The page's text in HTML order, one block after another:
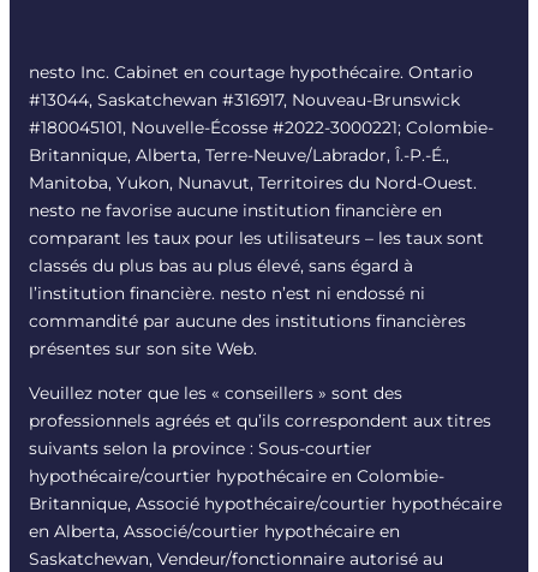
nesto Inc. Cabinet en courtage hypothécaire. Ontario
#13044, Saskatchewan #316917, Nouveau-Brunswick
#180045101, Nouvelle-Écosse #2022-3000221; Colombie-
Britannique, Alberta, Terre-Neuve/Labrador, Î.-P.-É.,
Manitoba, Yukon, Nunavut, Territoires du Nord-Ouest.
nesto ne favorise aucune institution financière en
comparant les taux pour les utilisateurs – les taux sont
classés du plus bas au plus élevé, sans égard à
l’institution financière. nesto n’est ni endossé ni
commandité par aucune des institutions financières
présentes sur son site Web.
Veuillez noter que les « conseillers » sont des
professionnels agréés et qu’ils correspondent aux titres
suivants selon la province : Sous-courtier
hypothécaire/courtier hypothécaire en Colombie-
Britannique, Associé hypothécaire/courtier hypothécaire
en Alberta, Associé/courtier hypothécaire en
Saskatchewan, Vendeur/fonctionnaire autorisé au